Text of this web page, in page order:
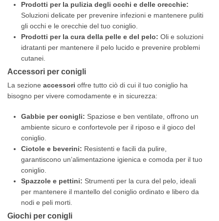
Prodotti per la pulizia degli occhi e delle orecchie:
Soluzioni delicate per prevenire infezioni e mantenere puliti
gli occhi e le orecchie del tuo coniglio.
Prodotti per la cura della pelle e del pelo: Oli e soluzioni
idratanti per mantenere il pelo lucido e prevenire problemi
cutanei.
Accessori per conigli
La sezione accessori offre tutto ciò di cui il tuo coniglio ha
bisogno per vivere comodamente e in sicurezza:
Gabbie per conigli: Spaziose e ben ventilate, offrono un
ambiente sicuro e confortevole per il riposo e il gioco del
coniglio.
Ciotole e beverini: Resistenti e facili da pulire,
garantiscono un’alimentazione igienica e comoda per il tuo
coniglio.
Spazzole e pettini: Strumenti per la cura del pelo, ideali
per mantenere il mantello del coniglio ordinato e libero da
nodi e peli morti.
Giochi per conigli